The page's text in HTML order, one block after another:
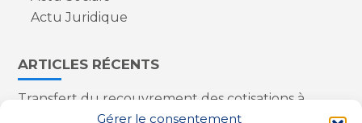
Gérer le consentement
Actu Juridique
ARTICLES RÉCENTS
Transfert du recouvrement des cotisations à
l’Urssaf : des nouveautés